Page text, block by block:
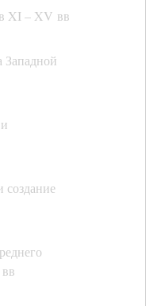
XI – XV вв
Западной
создание